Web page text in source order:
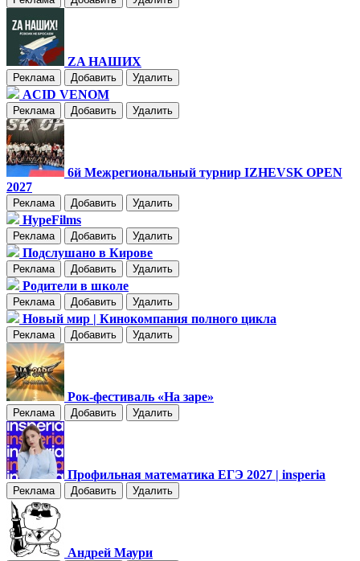
ZA НАШИХ
Реклама Добавить Удалить
ACID VENOM
Реклама Добавить Удалить
6й Межрегиональный турнир IZHEVSK OPEN
2027
Реклама Добавить Удалить
HypeFilms
Реклама Добавить Удалить
Подслушано в Кирове
Реклама Добавить Удалить
Родители в школе
Реклама Добавить Удалить
Новый мир | Кинокомпания полного цикла
Реклама Добавить Удалить
Рок-фестиваль «На заре»
Реклама Добавить Удалить
Профильная математика ЕГЭ 2027 | insperia
Реклама Добавить Удалить
Андрей Маури